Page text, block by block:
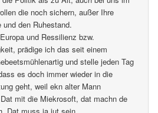
die noch sichern, außer Ihre
und den Ruhestand.
und Ressilienz bzw.
prädige ich das seit einem
und stelle jeden Tag
es doch immer wieder in die
geht, weil ekn alter Mann
mit die Miekrosoft, dat machn de